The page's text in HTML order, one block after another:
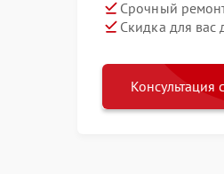
Срочный
Скидка для вас
Консультация